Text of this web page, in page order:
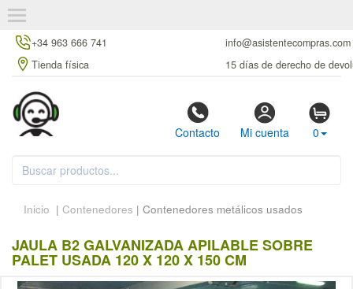
+34 963 666 741
info@asistentecompras.com
Tienda física
15 días de derecho de
Contacto Mi cuenta 0
Inicio | Contenedores | Contenedores metálicos usados
JAULA B2 GALVANIZADA APILABLE SOBRE
PALET USADA 120 X 120 X 150 CM